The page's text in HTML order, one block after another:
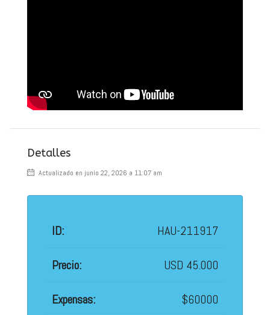
Detalles
Actualizado en junio 22, 2026 a 11:07 am
ID: HAU-211917
Precio: USD 45.000
Expensas: $60000